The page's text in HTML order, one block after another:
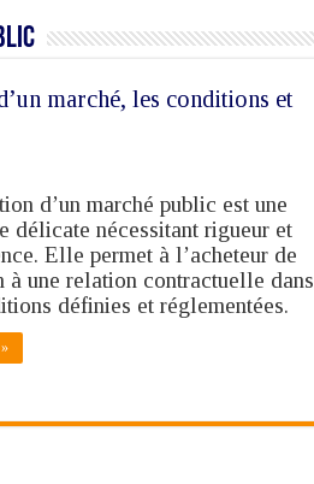
marché, les conditions et
d’un marché public est une
délicate nécessitant rigueur et
Elle permet à l’acheteur de
à une relation contractuelle dans
définies et réglementées.